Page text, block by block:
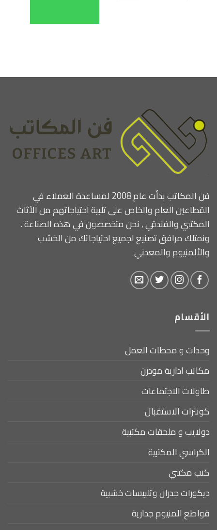
فن المكاتب بدأت عام 2008 لمساعدة العملاء في
القطاعين العام والخاص على تلبية احتياجاتهم من الأثاث
المكتبي والفندقي , نحن متخصصون في هذه الصناعة .
ونمتلك مرافق تصنيع لجميع احتياجاتك من الخشب
والألمنيوم والمعدني
الأقسام
وحدات و محطات العمل
مكاتب ادارية مودرن
طاولات الاجتماعات
كونترات الاستقبال
دولايب و ملحقات مكتبية
الكراسي المكتبية
كنب مكتبي
ديكورات جدران وتلبيسات خشبية
قواطع المنيوم جدارية